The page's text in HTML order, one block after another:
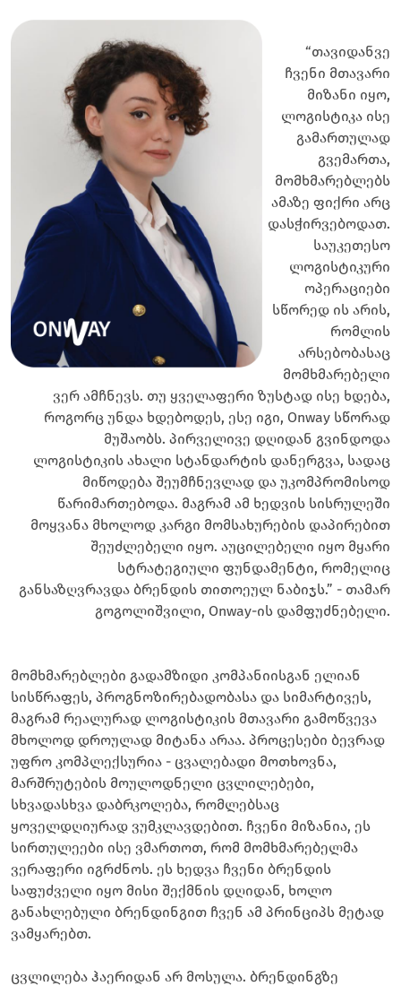
“თავიდანვე
ჩვენი მთავარი
მიზანი იყო,
ლოგისტიკა ისე
გამართულად
გვემართა,
მომხმარებლებს
ამაზე ფიქრი არც
დასჭირვებოდათ.
საუკეთესო
ლოგისტიკური
ოპერაციები
სწორედ ის არის,
რომლის
არსებობასაც
მომხმარებელი
ვერ ამჩნევს. თუ ყველაფერი ზუსტად ისე ხდება,
როგორც უნდა ხდებოდეს, ესე იგი, Onway სწორად
მუშაობს. პირველივე დღიდან გვინდოდა
ლოგისტიკის ახალი სტანდარტის დანერგვა, სადაც
მიწოდება შეუმჩნევლად და უკომპრომისოდ
წარიმართებოდა. მაგრამ ამ ხედვის სისრულეში
მოყვანა მხოლოდ კარგი მომსახურების დაპირებით
შეუძლებელი იყო. აუცილებელი იყო მყარი
სტრატეგიული ფუნდამენტი, რომელიც
განსაზღვრავდა ბრენდის თითოეულ ნაბიჯს.” - თამარ
გოგოლიშვილი, Onway-ის დამფუძნებელი.
მომხმარებლები გადამზიდი კომპანიისგან ელიან
სისწრაფეს, პროგნოზირებადობასა და სიმარტივეს,
მაგრამ რეალურად ლოგისტიკის მთავარი გამოწვევა
მხოლოდ დროულად მიტანა არაა. პროცესები ბევრად
უფრო კომპლექსურია - ცვალებადი მოთხოვნა,
მარშრუტების მოულოდნელი ცვლილებები,
სხვადასხვა დაბრკოლება, რომლებსაც
ყოველდღიურად ვუმკლავდებით. ჩვენი მიზანია, ეს
სირთულეები ისე ვმართოთ, რომ მომხმარებელმა
ვერაფერი იგრძნოს. ეს ხედვა ჩვენი ბრენდის
საფუძველი იყო მისი შექმნის დღიდან, ხოლო
განახლებული ბრენდინგით ჩვენ ამ პრინციპს მეტად
ვამყარებთ.
ცვლილება ჰაერიდან არ მოსულა. ბრენდინგზე